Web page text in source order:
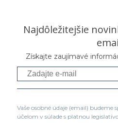
Najdôležitejšie
Získajte zaujímavé
Vaše osobné údaje (email)
účelom v súlade s platnou